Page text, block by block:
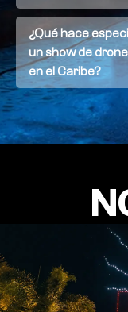
¿Qué hace
un show de
en el Caribe?